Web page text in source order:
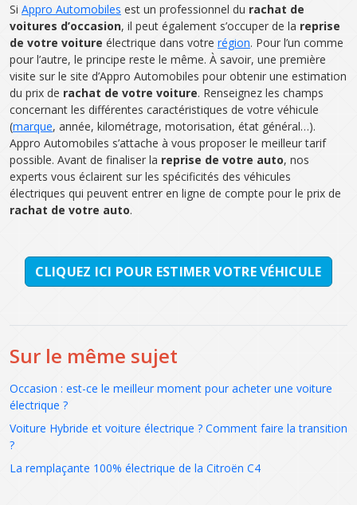
Si Appro Automobiles est un professionnel du rachat de
voitures d’occasion, il peut également s’occuper de la reprise
de votre voiture électrique dans votre région. Pour l’un comme
pour l’autre, le principe reste le même. À savoir, une première
visite sur le site d’Appro Automobiles pour obtenir une estimation
du prix de rachat de votre voiture. Renseignez les champs
concernant les différentes caractéristiques de votre véhicule
(marque, année, kilométrage, motorisation, état général…).
Appro Automobiles s’attache à vous proposer le meilleur tarif
possible. Avant de finaliser la reprise de votre auto, nos
experts vous éclairent sur les spécificités des véhicules
électriques qui peuvent entrer en ligne de compte pour le prix de
rachat de votre auto.
CLIQUEZ ICI POUR ESTIMER VOTRE VÉHICULE
Sur le même sujet
Occasion : est-ce le meilleur moment pour acheter une voiture
électrique ?
Voiture Hybride et voiture électrique ? Comment faire la transition
?
La remplaçante 100% électrique de la Citroën C4